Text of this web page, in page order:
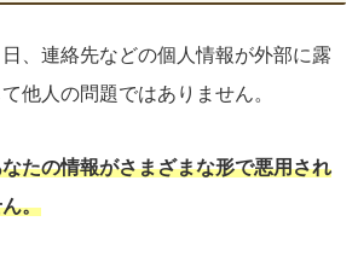
、連絡先などの個人情報が外部に露
他人の問題ではありません。
たの情報がさまざまな形で悪用され
。